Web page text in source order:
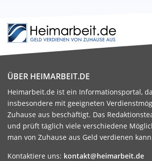
ÜBER HEIMARBEIT.DE
Heimarbeit.de ist ein Informationsportal,
insbesondere mit geeigneten
Zuhause aus beschäftigt. Das
und prüft täglich viele verschiedene
man von Zuhause aus Geld verdienen
Kontaktiere uns: kontakt@heimarbeit.de